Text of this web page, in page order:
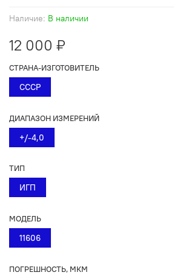
Наличие: В наличии
12 000 ₽
СТРАНА-ИЗГОТОВИТЕЛЬ
СССР
ДИАПАЗОН ИЗМЕРЕНИЙ
+/-4,0
ТИП
ИГП
МОДЕЛЬ
11606
ПОГРЕШНОСТЬ, МКМ